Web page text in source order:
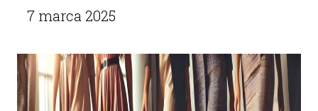
7 marca 2025